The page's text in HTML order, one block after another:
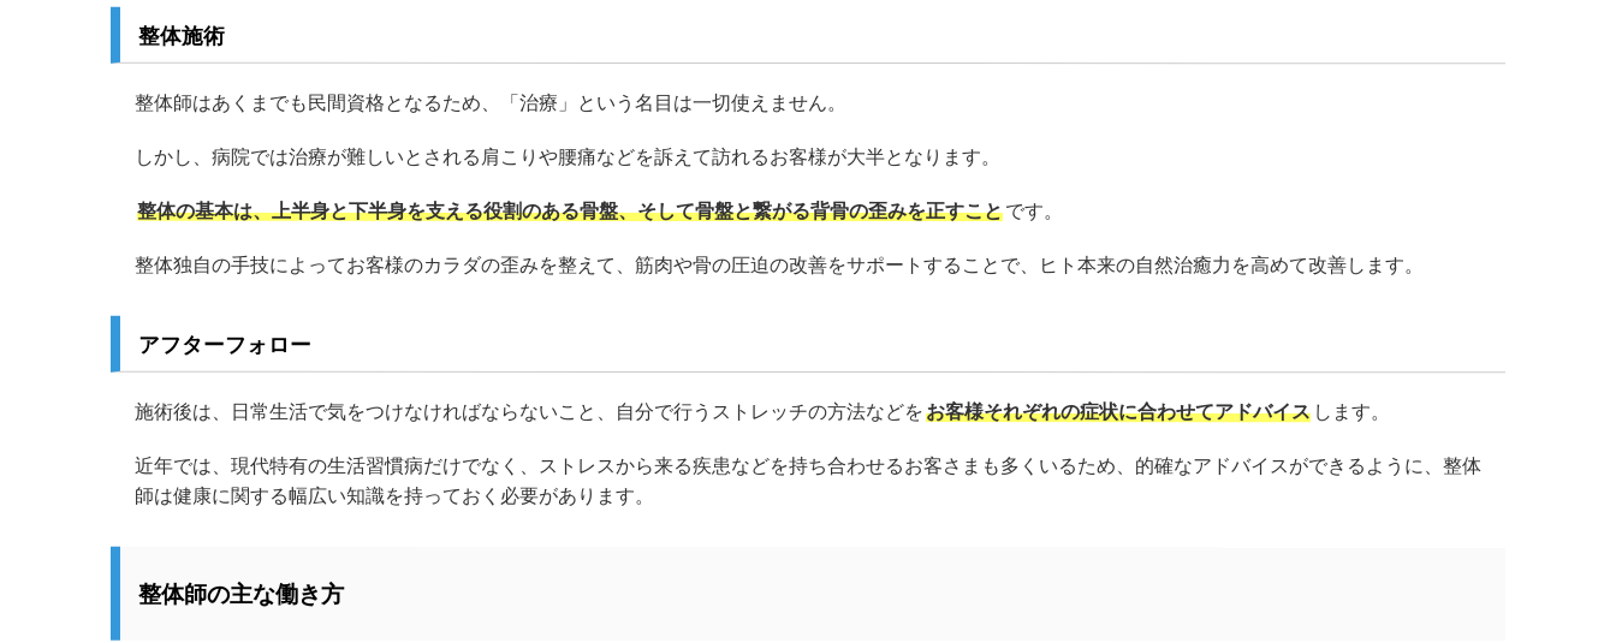
整体施術
整体師はあくまでも民間資格となるため、「治療」という名目は一切使えません。
しかし、病院では治療が難しいとされる肩こりや腰痛などを訴えて訪れるお客様が大半となります。
整体の基本は、上半身と下半身を支える役割のある骨盤、そして骨盤と繋がる背骨の歪みを正すことです。
整体独自の手技によってお客様のカラダの歪みを整えて、筋肉や骨の圧迫の改善をサポートすることで、ヒト本来の自然治癒力を高めて改善します。
アフターフォロー
施術後は、日常生活で気をつけなければならないこと、自分で行うストレッチの方法などをお客様それぞれの症状に合わせてアドバイス します。
近年では、現代特有の生活習慣病だけでなく、ストレスから来る疾患などを持ち合わせるお客さまも多くいるため、的確なアドバイスができるように、整体
師は健康に関する幅広い知識を持っておく必要があります。
整体師の主な働き方